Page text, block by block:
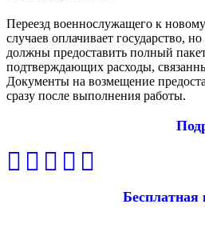
Переезд военнослужащего к
случаев оплачивает государство,
должны предоставить полный
подтверждающих расходы,
Документы на возмещение
сразу после выполнения работы.
Бесплатная